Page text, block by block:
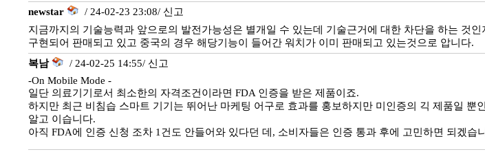
newstar / 24-02-23 23:08/ 신고
지금까지의 기술능력과 앞으로의 발전가능성은 별개일 수 있는데 기술근거에 대한 차단을 하는 것
구현되어 판매되고 있고 중국의 경우 해당기능이 들어간 워치가 이미 판매되고 있는것으로 압니다.
복남
/ 24-02-25 14:55/ 신고
-On Mobile Mode -
일단 의료기기로서 최소한의 자격조건이라면 FDA 인증을 받은 제품이죠.
하지만 최근 비침습 스마트 기기는 뛰어난 마케팅 어구로 효과를 홍보하지만 미인증의 긱 제품일
알고 이습니다.
아직 FDA에 인증 신청 조차 1건도 안들어와 있다던 데, 소비자들은 인증 통과 후에 고민하면 되겠습